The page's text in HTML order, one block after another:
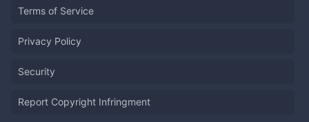
Terms of Service
Privacy Policy
Security
Report Copyright Infringment